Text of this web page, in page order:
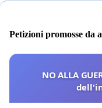
Petizioni promosse da
NO ALLA